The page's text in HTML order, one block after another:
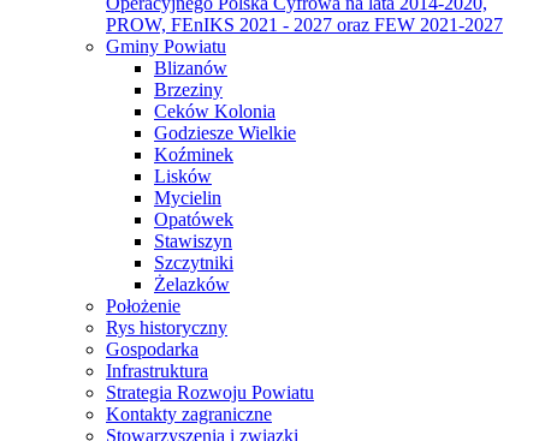
PROW, FEnIKS 2021 - 2027 oraz FEW 2021-2027
Gminy Powiatu
Blizanów
Brzeziny
Ceków Kolonia
Godziesze Wielkie
Koźminek
Lisków
Mycielin
Opatówek
Stawiszyn
Szczytniki
Żelazków
Położenie
Rys historyczny
Gospodarka
Infrastruktura
Strategia Rozwoju Powiatu
Kontakty zagraniczne
Stowarzyszenia i związki